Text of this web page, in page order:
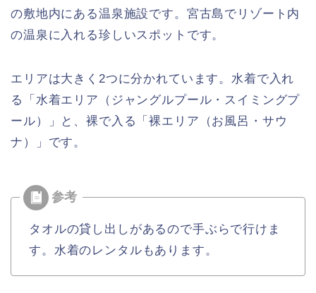
の敷地内にある温泉施設です。宮古島でリゾート内
の温泉に入れる珍しいスポットです。
エリアは大きく2つに分かれています。水着で入れ
る「水着エリア（ジャングルプール・スイミングプ
ール）」と、裸で入る「裸エリア（お風呂・サウ
ナ）」です。
タオルの貸し出しがあるので手ぶらで行けま
す。水着のレンタルもあります。